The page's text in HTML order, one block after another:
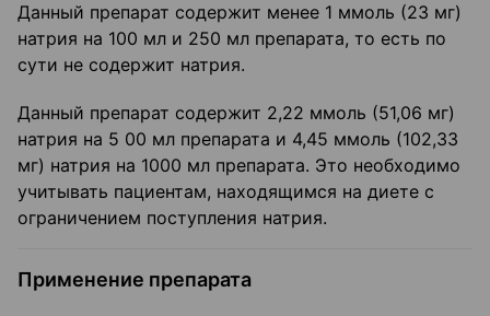
Данный препарат содержит менее 1 ммоль (23 мг)
натрия на 100 мл и 250 мл препарата, то есть по
сути не содержит натрия.
Данный препарат содержит 2,22 ммоль (51,06 мг)
натрия на 5 00 мл препарата и 4,45 ммоль (102,33
мг) натрия на 1000 мл препарата. Это необходимо
учитывать пациентам, находящимся на диете с
ограничением поступления натрия.
Применение препарата